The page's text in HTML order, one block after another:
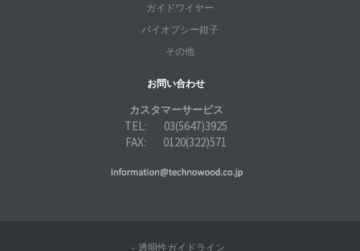
ガイドワイヤー
バイオプシー鉗子
その他
お問い合わせ
カスタマーサービス
TEL: 03(5647)3925
FAX: 0120(322)571
- 透明性ガイドライン